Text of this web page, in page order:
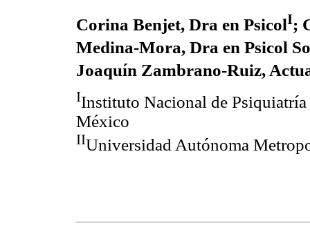
Corina Benjet, Dra en PsicolI;
Medina-Mora, Dra en Psicol
Joaquín Zambrano-Ruiz,
IInstituto Nacional de
México
IIUniversidad Autónoma